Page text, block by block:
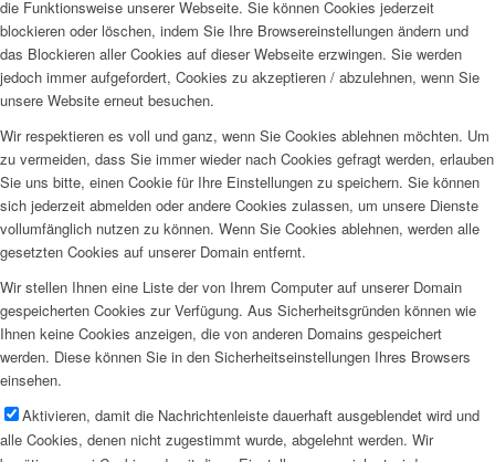
die Funktionsweise unserer Webseite. Sie können Cookies jederzeit
blockieren oder löschen, indem Sie Ihre Browsereinstellungen ändern und
das Blockieren aller Cookies auf dieser Webseite erzwingen. Sie werden
jedoch immer aufgefordert, Cookies zu akzeptieren / abzulehnen, wenn Sie
unsere Website erneut besuchen.
Wir respektieren es voll und ganz, wenn Sie Cookies ablehnen möchten. Um
zu vermeiden, dass Sie immer wieder nach Cookies gefragt werden, erlauben
Sie uns bitte, einen Cookie für Ihre Einstellungen zu speichern. Sie können
sich jederzeit abmelden oder andere Cookies zulassen, um unsere Dienste
vollumfänglich nutzen zu können. Wenn Sie Cookies ablehnen, werden alle
gesetzten Cookies auf unserer Domain entfernt.
Wir stellen Ihnen eine Liste der von Ihrem Computer auf unserer Domain
gespeicherten Cookies zur Verfügung. Aus Sicherheitsgründen können wie
Ihnen keine Cookies anzeigen, die von anderen Domains gespeichert
werden. Diese können Sie in den Sicherheitseinstellungen Ihres Browsers
einsehen.
Aktivieren, damit die Nachrichtenleiste dauerhaft ausgeblendet wird und
alle Cookies, denen nicht zugestimmt wurde, abgelehnt werden. Wir